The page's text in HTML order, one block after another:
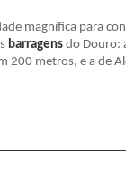
magnífica para
barragens do Douro:
200 metros, e a de